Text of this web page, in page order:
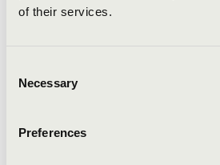
of their services.
Selection
Necessary
Preferences
Szólistaként 2008-
koncertezik
Ferenc